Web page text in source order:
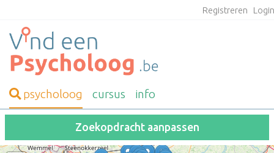
Registreren
psycholoog cursus info
Zoekopdracht aanpassen